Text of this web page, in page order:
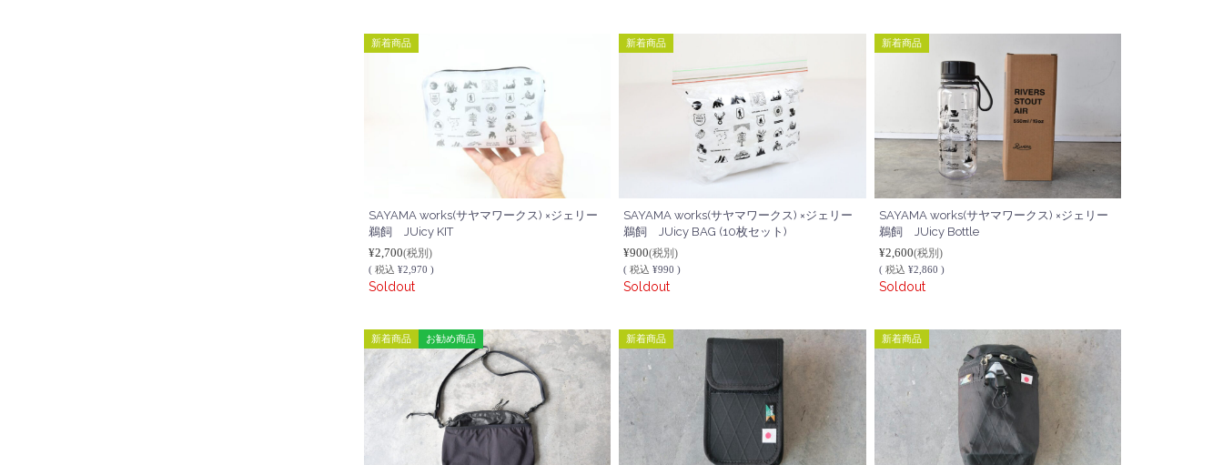
新着商品
SAYAMA works(サヤマワークス) ×ジェリー
鵜飼 JUicy KIT
¥2,700(税別)
( 税込 ¥2,970 )
Soldout
新着商品
SAYAMA works(サヤマワークス) ×ジェリー
鵜飼 JUicy BAG (10枚セット)
¥900(税別)
(税込 ¥990 )
Soldout
新着商品
SAYAMA works(サヤマワークス) ×ジェリー
鵜飼 JUicy Bottle
¥2,600(税別)
( 税込 ¥2,860 )
Soldout
新着商品 お勧め商品 新着商品 新着商品